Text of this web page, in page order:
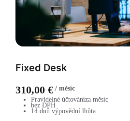
Fixed Desk
310,00 € / měsíc
Pravidelné účtováníza měsíc
bez DPH
14 dnů výpovědní lhůta